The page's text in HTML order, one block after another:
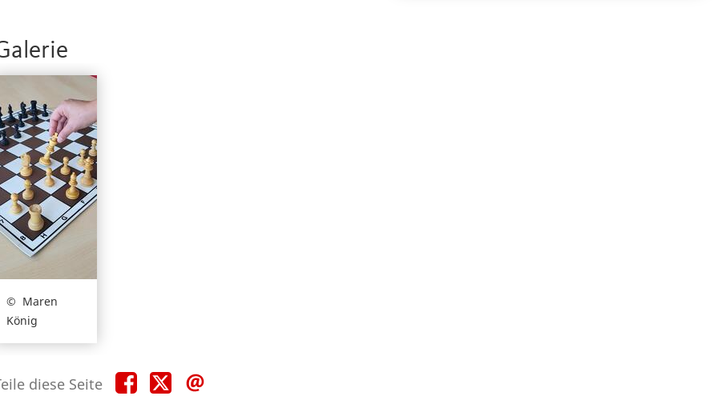
Maren
König
diese Seite Teile
diese
Teile
diese